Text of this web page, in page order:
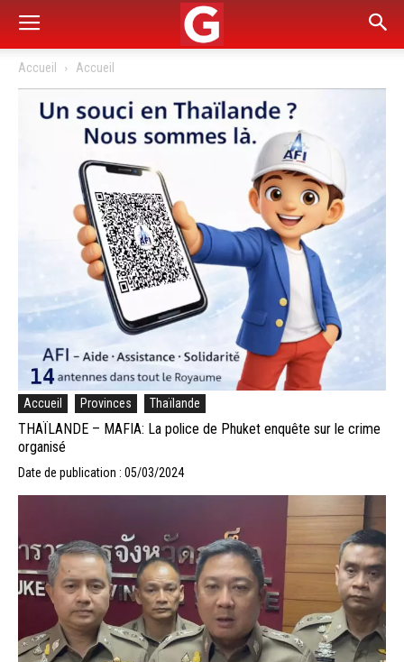
Accueil Accueil
Accueil Provinces Thaïlande
THAÏLANDE – MAFIA: La police de Phuket enquête sur le crime
organisé
Date de publication : 05/03/2024